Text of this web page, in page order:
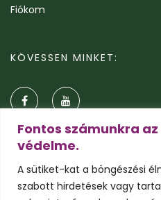
Fontos számunkra
védelme.
A sütiket-kat a böngészési
szabott hirdetések vagy
Fiókom
KÖVESSEN MINKET: